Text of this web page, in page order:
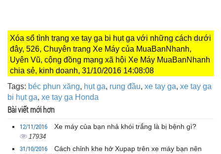
Xóa sổ tình trạng xe tay ga bi hụt ga với những cách dưới
đây, 526, Chuyên trang Xe Máy của MuaBanNhanh,
Uyên Vũ, cộng đồng mạng xã hội Xe Máy MuaBanNhanh
chia sẻ, kinh doanh, 31/10/2016 14:08:08
Tags: béc phun xăng, hụt ga, rung đầu, xe tay ga, xe tay ga
bi hụt ga, xe tay ga Honda
Bài viết mới hơn
12/11/2016 Xe máy của bạn nhả khói trắng là bị bệnh gì?
17934
31/10/2016
Cách chỉnh khe hở Xupap trên xe máy bạn nên